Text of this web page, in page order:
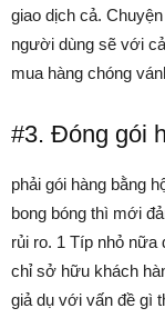
giao dịch cả.
người dùng sẽ với
mua hàng chóng
#3. Đóng gói
phải gói hàng bằng
bong bóng thì mới
rủi ro. 1 Típ nhỏ nữa
chỉ sở hữu khách
giả dụ với vấn đề gì